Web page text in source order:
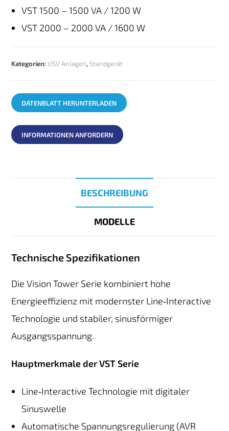
VST 1500 – 1500 VA / 1200 W
VST 2000 – 2000 VA / 1600 W
Kategorien: USV Anlagen, Standgerät
DATENBLATT HERUNTERLADEN
INFORMATIONEN ANFORDERN
BESCHREIBUNG
MODELLE
Technische Spezifikationen
Die Vision Tower Serie kombiniert hohe
Energieeffizienz mit modernster Line‑Interactive
Technologie und stabiler, sinusförmiger
Ausgangsspannung.
Hauptmerkmale der VST Serie
Line‑Interactive Technologie mit digitaler
Sinuswelle
Automatische Spannungsregulierung (AVR